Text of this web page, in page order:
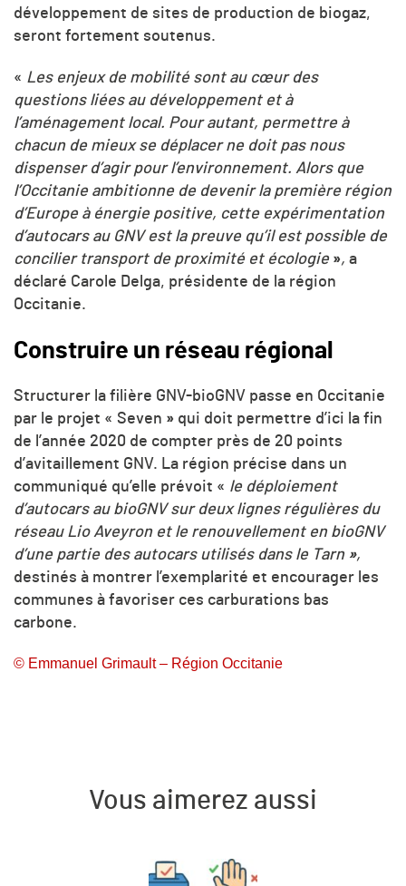
développement de sites de production de biogaz,
seront fortement soutenus.
« Les enjeux de mobilité sont au cœur des
questions liées au développement et à
l’aménagement local. Pour autant, permettre à
chacun de mieux se déplacer ne doit pas nous
dispenser d’agir pour l’environnement. Alors que
l’Occitanie ambitionne de devenir la première région
d’Europe à énergie positive, cette expérimentation
d’autocars au GNV est la preuve qu’il est possible de
concilier transport de proximité et écologie », a
déclaré Carole Delga, présidente de la région
Occitanie.
Construire un réseau régional
Structurer la filière GNV-bioGNV passe en Occitanie
par le projet « Seven » qui doit permettre d’ici la fin
de l’année 2020 de compter près de 20 points
d’avitaillement GNV. La région précise dans un
communiqué qu’elle prévoit « le déploiement
d’autocars au bioGNV sur deux lignes régulières du
réseau Lio Aveyron et le renouvellement en bioGNV
d’une partie des autocars utilisés dans le Tarn »,
destinés à montrer l’exemplarité et encourager les
communes à favoriser ces carburations bas
carbone.
© Emmanuel Grimault – Région Occitanie
Vous aimerez aussi